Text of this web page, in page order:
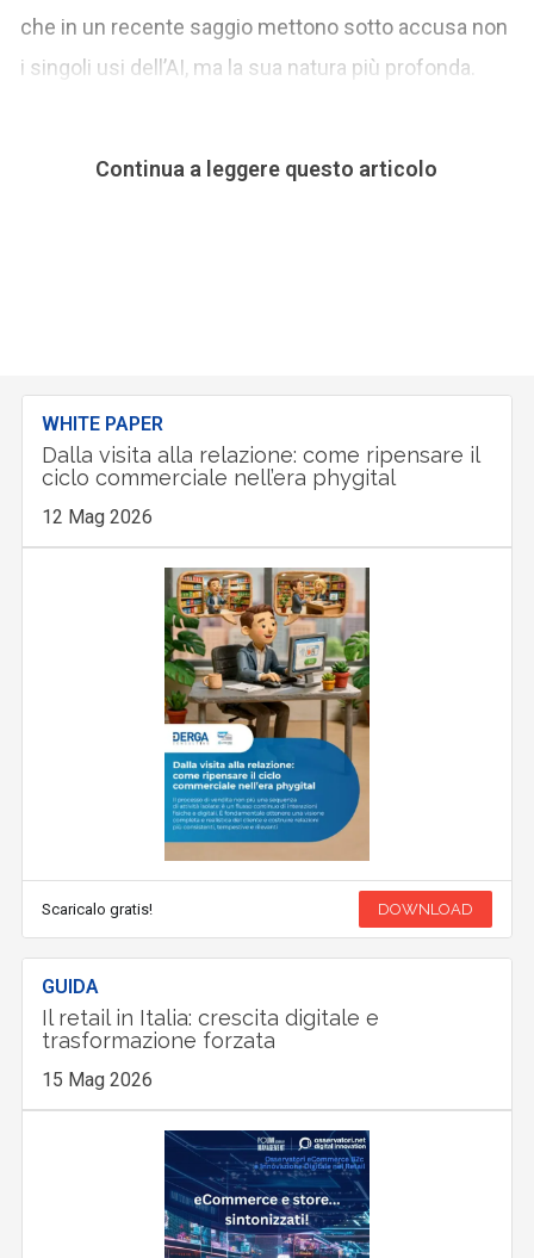
che in un recente saggio mettono sotto accusa non
i singoli usi dell’AI, ma la sua natura più profonda.
Continua a leggere questo articolo
WHITE PAPER
Dalla visita alla relazione: come ripensare il
ciclo commerciale nell’era phygital
12 Mag 2026
Scaricalo gratis! DOWNLOAD
GUIDA
Il retail in Italia: crescita digitale e
trasformazione forzata
15 Mag 2026